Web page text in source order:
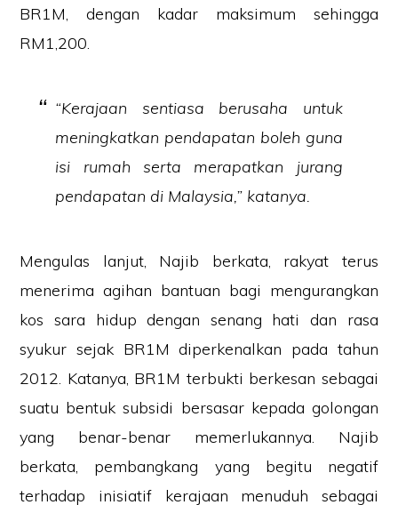
BR1M, dengan kadar maksimum sehingga
RM1,200.
“Kerajaan sentiasa berusaha untuk
meningkatkan pendapatan boleh guna
isi rumah serta merapatkan jurang
pendapatan di Malaysia,” katanya.
Mengulas lanjut, Najib berkata, rakyat terus
menerima agihan bantuan bagi mengurangkan
kos sara hidup dengan senang hati dan rasa
syukur sejak BR1M diperkenalkan pada tahun
2012. Katanya, BR1M terbukti berkesan sebagai
suatu bentuk subsidi bersasar kepada golongan
yang benar-benar memerlukannya. Najib
berkata, pembangkang yang begitu negatif
terhadap inisiatif kerajaan menuduh sebagai